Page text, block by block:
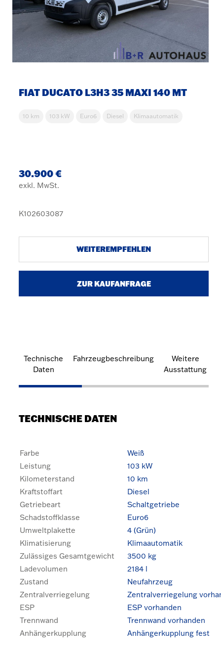
FIAT DUCATO L3H3 35 MAXI 140 MT
10 km 103 kW Euro6 Diesel Klimaautomatik
30.900 €
exkl. MwSt.
K102603087
WEITEREMPFEHLEN
ZUR KAUFANFRAGE
Technische
Daten
Fahrzeugbeschreibung
Weitere
Ausstattung
TECHNISCHE DATEN
Farbe
Weiß
Leistung
103 kW
Kilometerstand
10 km
Kraftstoffart
Diesel
Getriebeart
Schaltgetriebe
Schadstoffklasse
Euro6
Umweltplakette
4 (Grün)
Klimatisierung
Klimaautomatik
Zulässiges Gesamtgewicht
3500 kg
Ladevolumen
2184 l
Zustand
Neufahrzeug
Zentralverriegelung
Zentralverriegelung
ESP
ESP vorhanden
Trennwand
Trennwand vorhanden
Anhängerkupplung
Anhängerkupplung fest